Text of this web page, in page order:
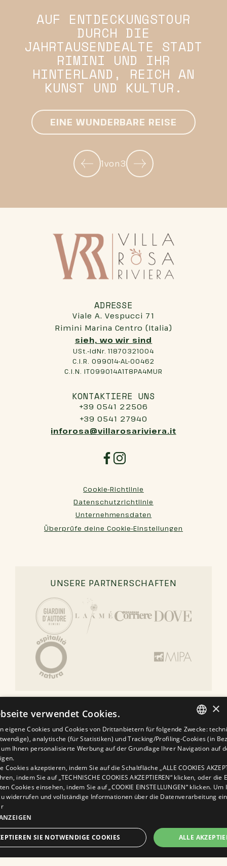
AUF ENTDECKUNGSTOUR
DURCH DIE
JAHRTAUSENDEALTE STADT
RIMINI UND IHR
HINTERLAND, REICH AN
KUNST UND KULTUR.
EINE WUNDERBARE REISE
1von3
ADRESSE
Viale A. Vespucci 71
Rimini Marina Centro (Italia)
sieh, wo wir sind
USt.-IdNr. 11870321004
C.I.R. 099014-AL-00462
C.I.N. IT099014A1T8PA4MUR
KONTAKTIERE UNS
+39 0541 22506
+39 0541 27940
inforosa@villarosariviera.it
Cookie-Richtlinie
Datenschutzrichtlinie
Unternehmensdaten
Überprüfe deine Cookie-Einstellungen
UNSERE PARTNERSCHAFTEN
WIR ERWARTEN DICH AUCH IN UNSEREN
ANDEREN FAMILIENHOTELS
JETZT BUCHEN
ITALIAN
ENGLISH
GERMAN
FRENCH
×
verwendet Cookies.
eigene Cookies und Cookies von Drittanbietern für folgende Zwecke:
analytische (für Statistiken) und Tracking/Profiling-Cookies (in
Ihnen personalisierte Werbung auf der Grundlage Ihrer Navigation auf
Cookies akzeptieren, indem Sie auf die Schaltfläche „ALLE COOKIES
indem Sie auf „TECHNISCHE COOKIES AKZEPTIEREN“ klicken, oder die
Cookies einsehen, indem Sie auf „COOKIE EINSTELLUNGEN“ klicken. Um
widerrufen und vollständige Informationen über die Datenverarbeitung
ALLE
SIE NOTWENDIGE COOKIES